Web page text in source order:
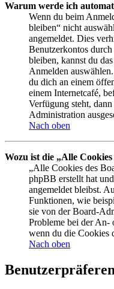
Warum werde ich
Wenn du beim
bleiben“ nicht
angemeldet. Dies
Benutzerkontos
bleiben, kannst du
Anmelden
du dich an einem
einem Internetcafé,
Verfügung steht,
Administration
Nach oben
Wozu ist die „Alle
„Alle Cookies des
phpBB erstellt hat
angemeldet bleibst.
Funktionen, wie
sie von der Board-
Probleme bei der An-
wenn du die Cookies
Nach oben